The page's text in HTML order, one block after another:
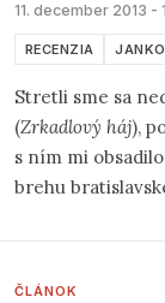
11. december 2013 -
RECENZIA
Stretli sme sa
(Zrkadlový háj),
s ním mi
brehu
ČLÁNOK